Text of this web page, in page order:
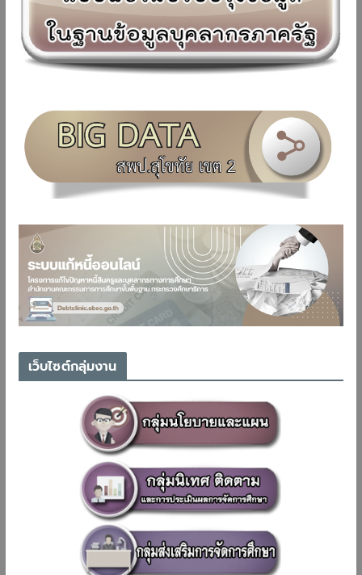
เว็บไซต์กลุ่มงาน